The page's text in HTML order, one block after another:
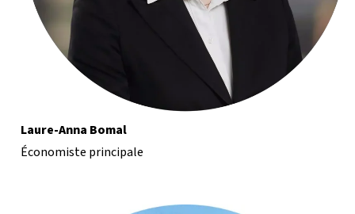
Laure-Anna Bomal
Économiste principale